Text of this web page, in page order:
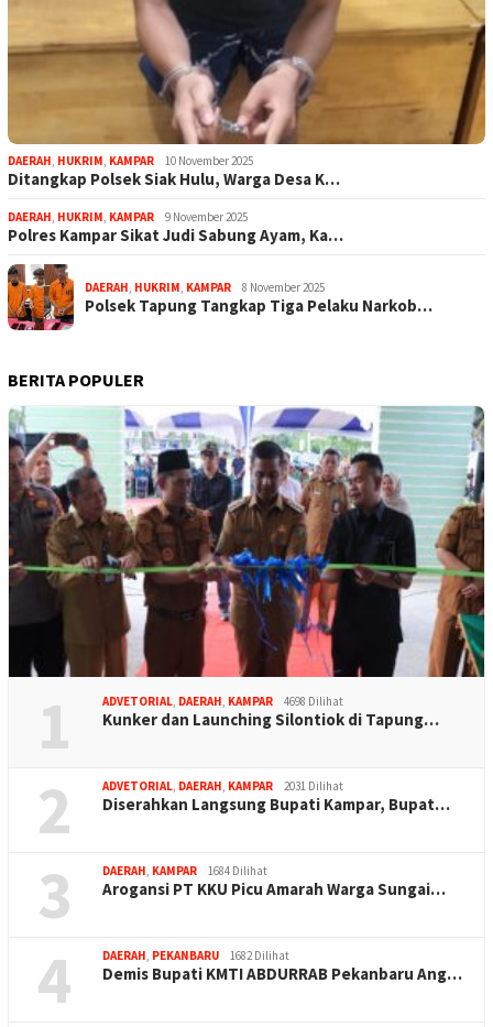
DAERAH, HUKRIM, KAMPAR 10 November 2025
Ditangkap Polsek Siak Hulu, Warga Desa K…
DAERAH, HUKRIM, KAMPAR 9 November 2025
Polres Kampar Sikat Judi Sabung Ayam, Ka…
DAERAH, HUKRIM, KAMPAR 8 November 2025
Polsek Tapung Tangkap Tiga Pelaku Narkob…
BERITA POPULER
1 ADVETORIAL, DAERAH, KAMPAR 4698 Dilihat
Kunker dan Launching Silontiok di Tapung…
2 ADVETORIAL, DAERAH, KAMPAR 2031 Dilihat
Diserahkan Langsung Bupati Kampar, Bupat…
3 DAERAH, KAMPAR 1684 Dilihat
Arogansi PT KKU Picu Amarah Warga Sungai…
4 DAERAH, PEKANBARU 1682 Dilihat
Demis Bupati KMTI ABDURRAB Pekanbaru Ang…